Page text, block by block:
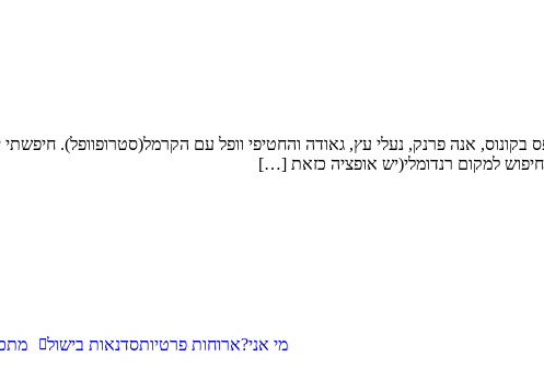
וכל מה שנחרט בזיכרוני היה צ'יפס בקונוס, אנה פרנק, נעלי עץ, גאודה והחטיפי וופל עם
למקום רנדומלי(יש אופציה כזאת […]
מי אני?ארוחות פרטיותסדנאות בישול